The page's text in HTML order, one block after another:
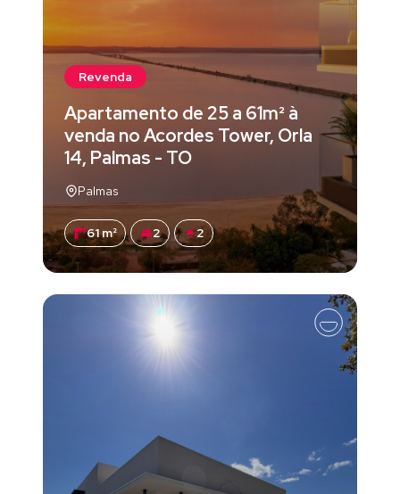
Revenda
Apartamento de 25 a 61m² à
venda no Acordes Tower, Orla
14, Palmas - TO
Palmas
61 m² 2 2